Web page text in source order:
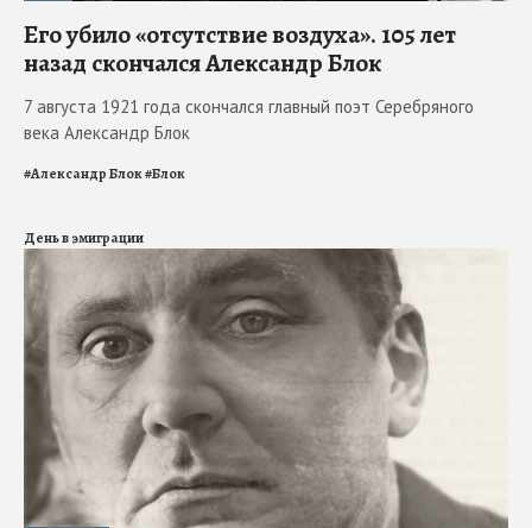
Его убило «отсутствие воздуха». 105 лет
назад скончался Александр Блок
7 августа 1921 года скончался главный поэт Серебряного
века Александр Блок
#Александр Блок#Блок
День в эмиграции